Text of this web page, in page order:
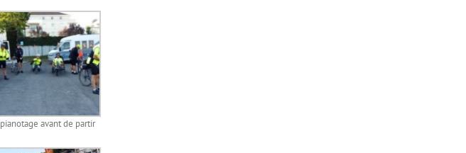
pianotage avant de partir